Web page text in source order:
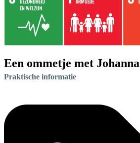
Een ommetje met Johanna
Praktische informatie